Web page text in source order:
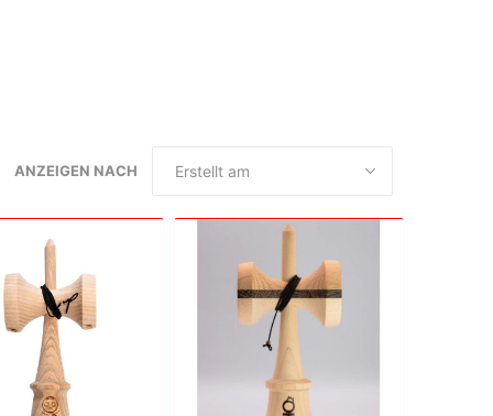
Kendamas Grain Theory
Deal With It Sweets Kendama
ANZEIGEN NACH